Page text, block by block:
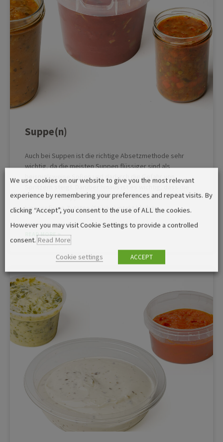
Suppe(n)
Auch bei Suppen ist die richtige Absetzmethode sehr
wichtig, da die meisten Suppen flüssiger sind als
beispielsweise Soßen und dadurch die Gefahr von
Spritzern steigt. Darüber hinaus ist es wichtig, dass die
Struktur der Suppe erhalten bleibt und eventuell
hinzugefügte Zutaten (Stücke) intakt bleiben.
READ MORE >
We use cookies on our website to give you the most relevant
experience by remembering your preferences and repeat visits. By
clicking “Accept”, you consent to the use of ALL the cookies.
However you may visit Cookie Settings to provide a controlled
consent. Read More
Cookie settings
ACCEPT